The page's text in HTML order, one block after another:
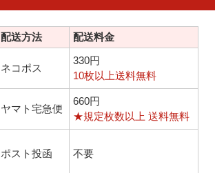
配送方法 配送料金
ネコポス
330円
10枚以上送料無料
ヤマト宅急便
660円
★規定枚数以上 送料無料
ポスト投函 不要